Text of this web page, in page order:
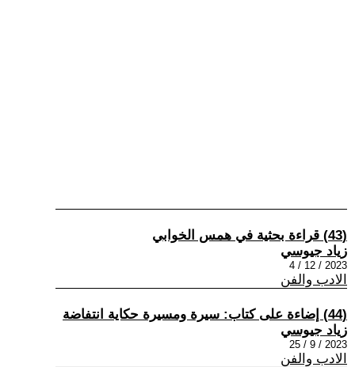
(43) قراءة بحثية في همس الخوابي
زياد جيوسي
2023 / 12 / 4
الادب والفن
(44) إضاءة على كتاب: سيرة ومسيرة حكاية انتفاضة
زياد جيوسي
2023 / 9 / 25
الادب والفن